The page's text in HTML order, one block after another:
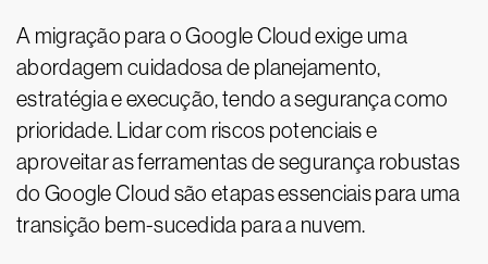
A migração para o Google Cloud exige uma
abordagem cuidadosa de planejamento,
estratégia e execução, tendo a segurança como
prioridade. Lidar com riscos potenciais e
aproveitar as ferramentas de segurança robustas
do Google Cloud são etapas essenciais para uma
transição bem-sucedida para a nuvem.